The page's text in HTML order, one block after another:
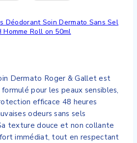
Déodorant Soin Dermato Sans Sel
Homme Roll on 50ml
Dermato Roger & Gallet est
pour les peaux sensibles,
efficace 48 heures
odeurs sans sels
texture douce et non collante
immédiat, tout en respectant